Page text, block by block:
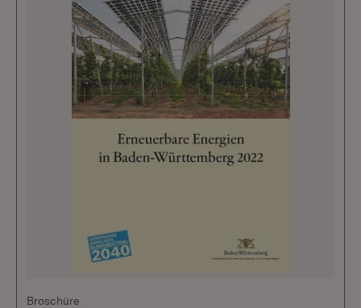
Broschüre